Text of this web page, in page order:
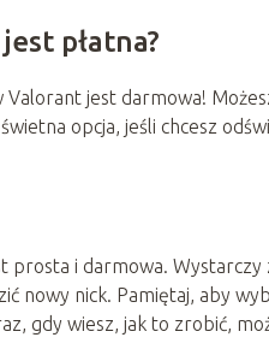
płatna?
Valorant jest darmowa!
opcja, jeśli chcesz
prosta i darmowa.
nowy nick. Pamiętaj, aby
gdy wiesz, jak to zrobić,